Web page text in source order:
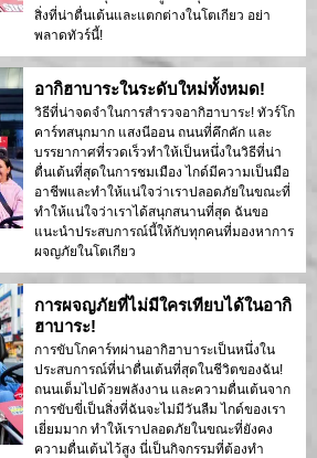
สิ่งที่น่าตื่นเต้นและแตกต่างในโตเกียว อย่า
พลาดทัวร์นี้!
อากิฮาบาระในระดับใหม่ทั้งหมด!
วิธีที่น่าจดจำในการสำรวจอากิฮาบาระ! ทัวร์โก
คาร์ทสนุกมาก แสงนีออน ถนนที่คึกคัก และ
บรรยากาศที่รวดเร็วทำให้เป็นหนึ่งในวิธีที่น่า
ตื่นเต้นที่สุดในการชมเมือง ไกด์มีความเป็นมือ
อาชีพและทำให้แน่ใจว่าเราปลอดภัยในขณะที่
ทำให้แน่ใจว่าเราได้สนุกสนานที่สุด ฉันขอ
แนะนำประสบการณ์นี้ให้กับทุกคนที่มองหาการ
ผจญภัยในโตเกียว
การผจญภัยที่ไม่มีใครเทียบได้ในอากิ
ฮาบาระ!
การขับโกคาร์ทผ่านอากิฮาบาระเป็นหนึ่งใน
ประสบการณ์ที่น่าตื่นเต้นที่สุดในชีวิตของฉัน!
ถนนเต็มไปด้วยพลังงาน และความตื่นเต้นจาก
การขับขี่เป็นสิ่งที่ฉันจะไม่มีวันลืม ไกด์ของเรา
เยี่ยมมาก ทำให้เราปลอดภัยในขณะที่ยังคง
ความตื่นเต้นไว้สูง นี่เป็นกิจกรรมที่ต้องทำ